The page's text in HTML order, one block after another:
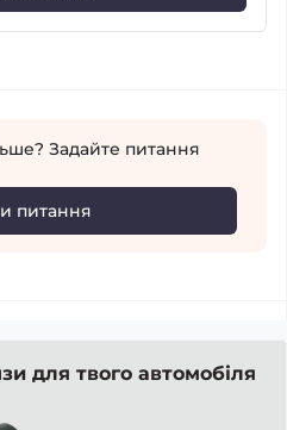
Задайте питання
питання
для твого автомобіля